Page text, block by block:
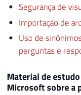
Segurança de
Importação de
Uso de
perguntas e
Material de
Microsoft sobre a